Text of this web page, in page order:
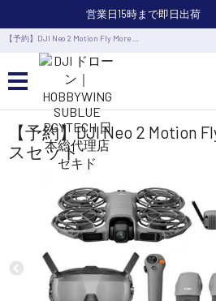
営業日15時まで即日出荷
【予約】DJI Neo 2 Motion Fly More …
カメラドローン・生活家電
業務
水中ドローン(ROV)・水中スクーター
【予約】DJI Neo 2 Motion
スセット